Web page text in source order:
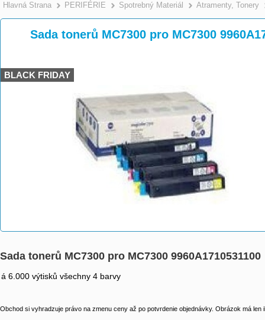
Hlavná Strana >
PERIFÉRIE >
Spotrebný Materiál >
Atramenty, Tonery
Sada tonerů MC7300 pro MC7300
BLACK FRIDAY
Sada tonerů MC7300 pro MC7300 9960A1710531100
á 6.000 výtisků všechny 4 barvy
Obchod si vyhradzuje právo na zmenu ceny až po potvrdenie objednávky. Obrázok má len